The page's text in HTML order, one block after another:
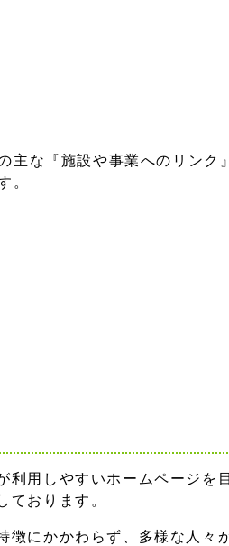
主な『施設や事業へのリンク
。
用しやすいホームページを
ております。
にかかわらず、多様な人